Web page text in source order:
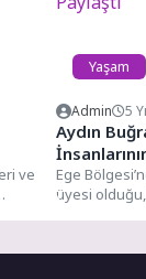
ve
Yaşam
Admin 5
Aydın
Paylaştı
Ege
üyesi olduğu,